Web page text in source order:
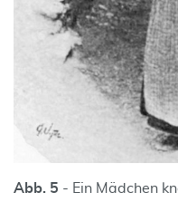
Abb. 5 - Ein Mädchen